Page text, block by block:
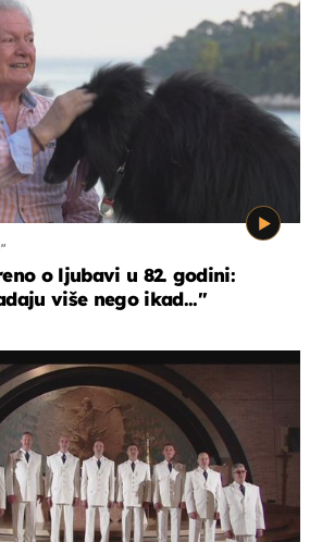
o ljubavi u 82. godini:
više nego ikad..."